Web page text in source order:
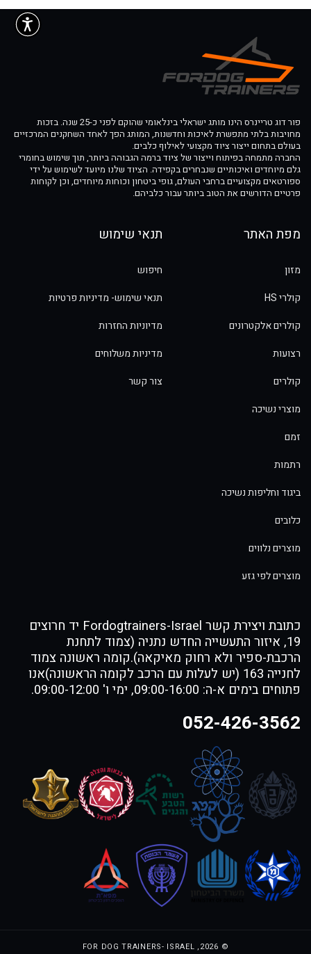
פור דוג טריינרס הינו מותג ישראלי בינלאומי שהוקם לפני כ-25 שנה. בזכות
מחויבות בלתי מתפשרת לאיכות וחדשנות, המותג הפך לאחד השחקנים המרכזיים
בעולם בתחום ייצור ציוד מקצועי לאילוף כלבים.
החברה מתמחה בפיתוח וייצור של ציוד ברמה הגבוהה ביותר, תוך שימוש בחומרי
גלם מיוחדים ואיכותיים שנבחרים בקפידה. הציוד שלנו מיועד לשימוש על ידי
ספורטאים מקצועיים ברחבי העולם, גופי ביטחון וכוחות מיוחדים, וכן לקוחות
פרטיים הדורשים את הטוב ביותר עבור כלביהם.
מפת האתר
מזון
קולרי HS
קולרים אלקטרונים
רצועות
קולרים
מוצרי נשיכה
זמם
רתמות
ביגוד וחליפות נשיכה
כלובים
מוצרים נלווים
מוצרים לפי גזע
תנאי שימוש
חיפוש
תנאי שימוש- מדיניות פרטיות
מדיוניות החזרות
מדיניות משלוחים
צור קשר
כתובת ויצירת קשר Fordogtrainers-Israel יד חרוצים
19, איזור התעשייה החדש נתניה (צמוד לתחנת
הרכבת-ספיר ולא רחוק מאיקאה).קומה ראשונה צמוד
לחנייה 163 (יש לעלות עם הרכב לקומה הראשונה)אנו
פתוחים בימים א-ה: 09:00-16:00, ימי ו' 09:00-12:00.
052-426-3562
© 2026,
FOR DOG TRAINERS- ISRAEL